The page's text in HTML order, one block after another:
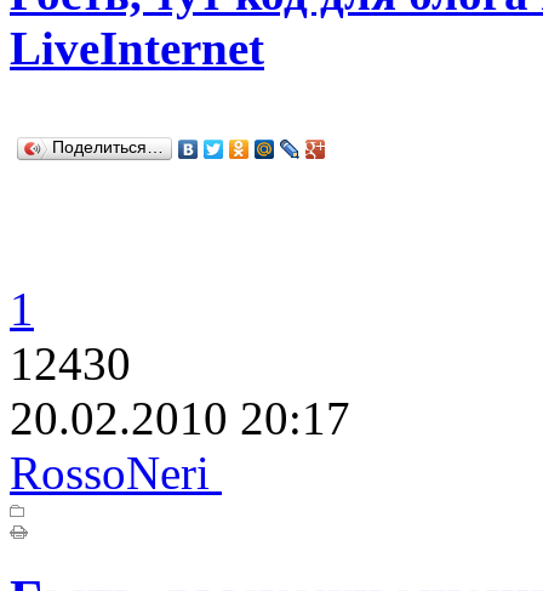
LiveInternet
Поделиться…
1
12430
20.02.2010 20:17
RossoNeri